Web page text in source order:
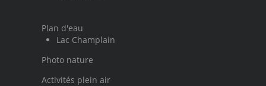
Plan d'eau
Lac Champlain
Photo nature
Activités plein air